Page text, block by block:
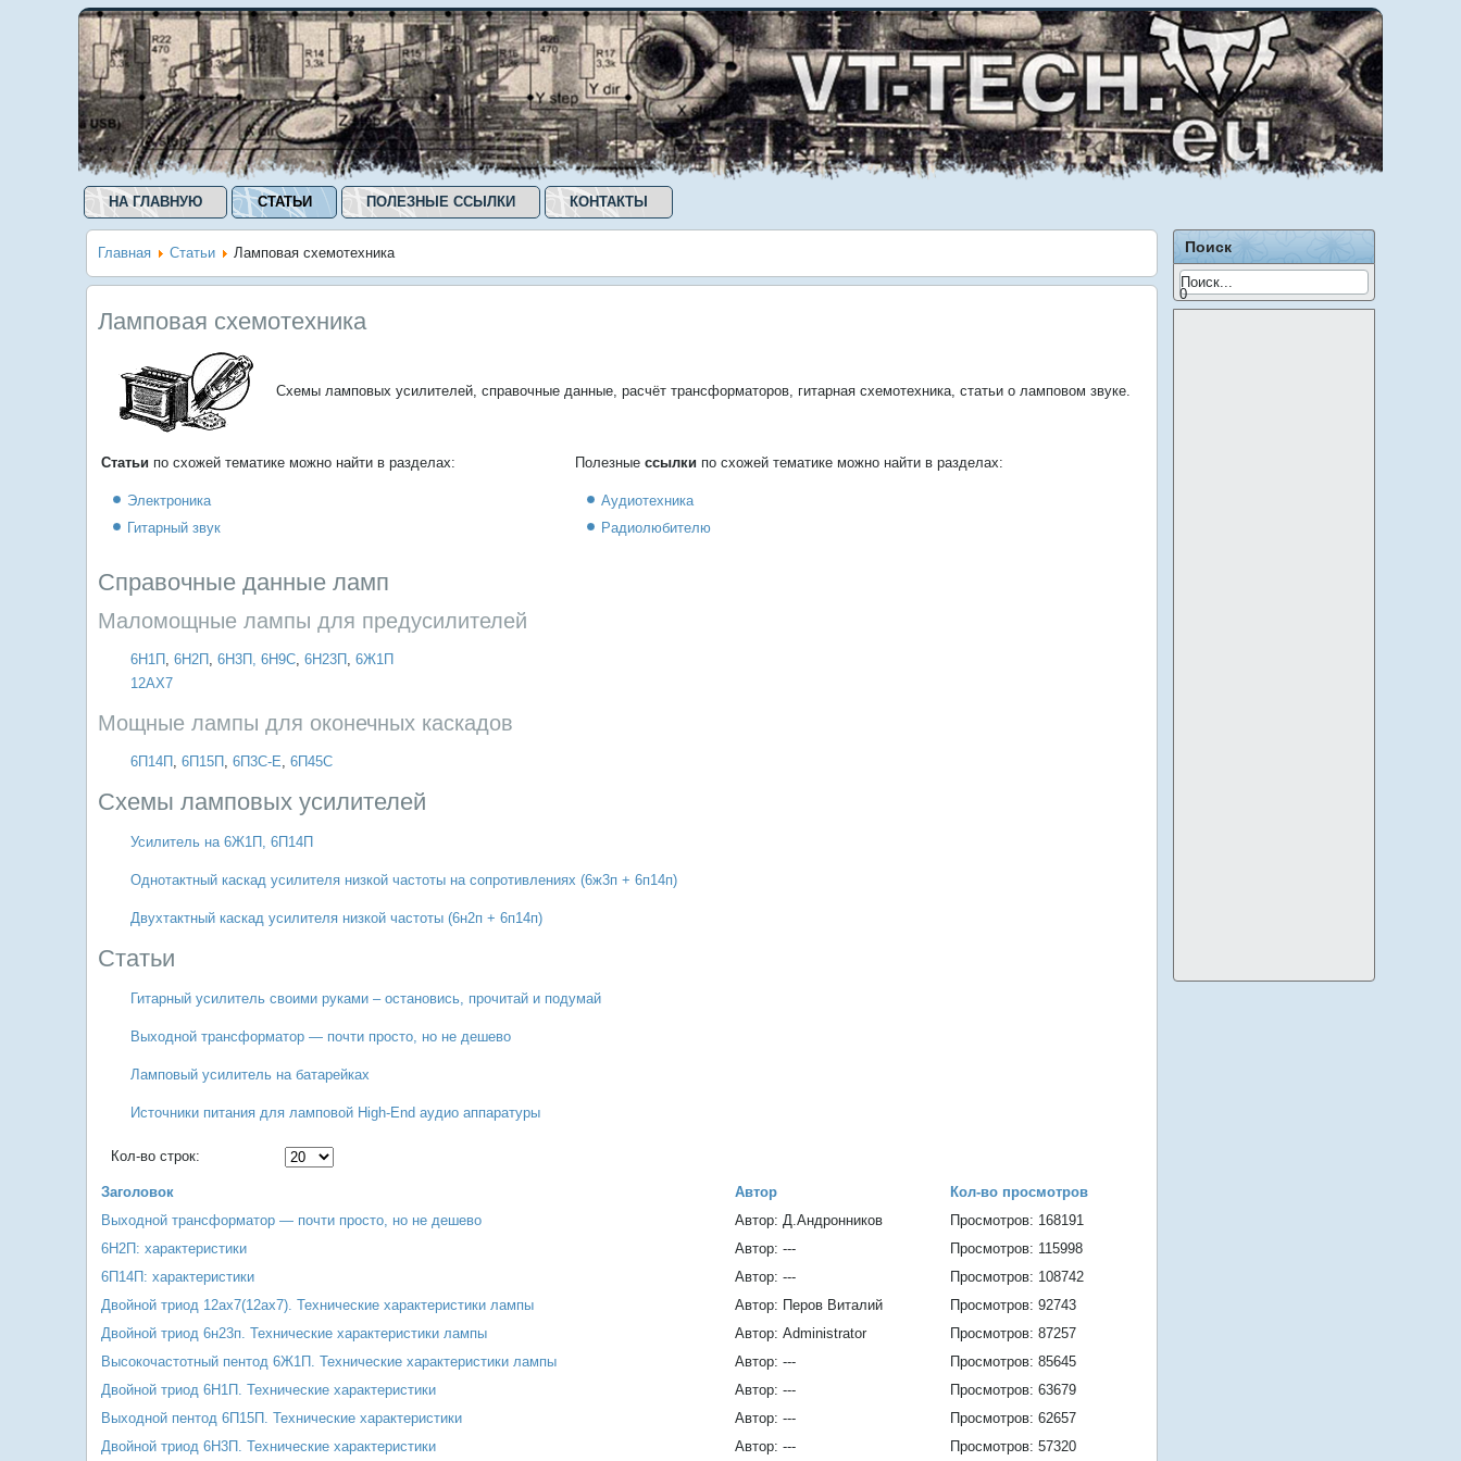
НА ГЛАВНУЮ СТАТЬИ ПОЛЕЗНЫЕ ССЫЛКИ КОНТАКТЫ
Главная Статьи Ламповая схемотехника
Ламповая схемотехника
Схемы ламповых усилителей, справочные данные, расчёт трансформаторов, гитарная схемотехника, статьи о ламповом звуке.
Статьи по схожей тематике можно найти в разделах:
Электроника
Гитарный звук
Полезные ссылки по схожей тематике можно найти в разделах:
Аудиотехника
Радиолюбителю
Справочные данные ламп
Маломощные лампы для предусилителей
6Н1П , 6Н2П , 6Н3П, 6Н9С, 6Н23П , 6Ж1П
12AX7
Мощные лампы для оконечных каскадов
6П14П , 6П15П , 6П3С-Е, 6П45С
Схемы ламповых усилителей
Усилитель на 6Ж1П, 6П14П
Однотактный каскад усилителя низкой частоты на сопротивлениях (6ж3п + 6п14п)
Двухтактный каскад усилителя низкой частоты (6н2п + 6п14п)
Статьи
Гитарный усилитель своими руками – остановись, прочитай и подумай
Выходной трансформатор — почти просто, но не дешево
Ламповый усилитель на батарейках
Источники питания для ламповой High-End аудио аппаратуры
Кол-во строк:
Заголовок Автор
Кол-во просмотров
Выходной трансформатор — почти просто, но не дешево
Автор: Д.Андронников
Просмотров: 168191
6Н2П: характеристики
Автор: ---
Просмотров: 115998
6П14П: характеристики
Автор: ---
Просмотров: 108742
Двойной триод 12ax7(12ах7). Технические характеристики лампы
Автор: Перов Виталий
Просмотров: 92743
Двойной триод 6н23п. Технические характеристики лампы
Автор: Administrator
Просмотров: 87257
Высокочастотный пентод 6Ж1П. Технические характеристики лампы
Автор: ---
Просмотров: 85645
Двойной триод 6Н1П. Технические характеристики
Автор: ---
Просмотров: 63679
Выходной пентод 6П15П. Технические характеристики
Автор: ---
Просмотров: 62657
Двойной триод 6Н3П. Технические характеристики
Автор: --- Просмотров: 57320
Поиск
0